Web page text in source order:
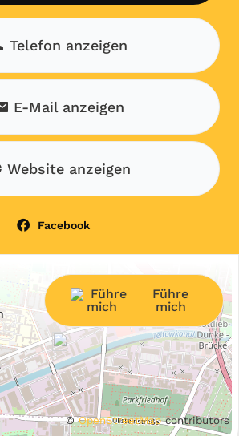
Telefon anzeigen
E-Mail anzeigen
Website anzeigen
Facebook
©OpenStreetMapcontributors
Führe
mich